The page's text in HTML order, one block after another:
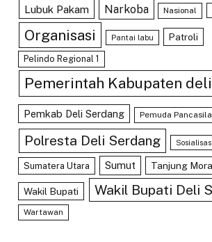
Lubuk Pakam Narkoba Nasional
Organisasi Pantai labu Patroli
Pelindo Regional 1
Pemerintah Kabupaten
Pemkab Deli Serdang Pemuda Pancasila
Polresta Deli Serdang Sosialisasi
Sumatera Utara Sumut Tanjung
Wakil Bupati Wakil Bupati Deli
Wartawan